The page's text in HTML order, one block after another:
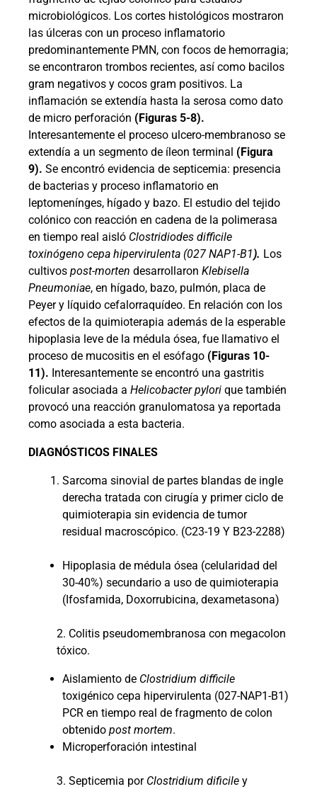
microbiológicos. Los cortes histológicos mostraron
las úlceras con un proceso inflamatorio
predominantemente PMN, con focos de hemorragia;
se encontraron trombos recientes, así como bacilos
gram negativos y cocos gram positivos. La
inflamación se extendía hasta la serosa como dato
de micro perforación (Figuras 5-8).
Interesantemente el proceso ulcero-membranoso se
extendía a un segmento de íleon terminal (Figura
9). Se encontró evidencia de septicemia: presencia
de bacterias y proceso inflamatorio en
leptomenínges, hígado y bazo. El estudio del tejido
colónico con reacción en cadena de la polimerasa
en tiempo real aisló Clostridiodes difficile
toxinógeno cepa hipervirulenta (027 NAP1-B1). Los
cultivos post-morten desarrollaron Klebisella
Pneumoniae, en hígado, bazo, pulmón, placa de
Peyer y líquido cefalorraquídeo. En relación con los
efectos de la quimioterapia además de la esperable
hipoplasia leve de la médula ósea, fue llamativo el
proceso de mucositis en el esófago (Figuras 10-
11). Interesantemente se encontró una gastritis
folicular asociada a Helicobacter pylori que también
provocó una reacción granulomatosa ya reportada
como asociada a esta bacteria.
DIAGNÓSTICOS FINALES
Sarcoma sinovial de partes blandas de ingle
derecha tratada con cirugía y primer ciclo de
quimioterapia sin evidencia de tumor
residual macroscópico. (C23-19 Y B23-2288)
Hipoplasia de médula ósea (celularidad del
30-40%) secundario a uso de quimioterapia
(Ifosfamida, Doxorrubicina, dexametasona)
2. Colitis pseudomembranosa con megacolon
tóxico.
Aislamiento de Clostridium difficile
toxigénico cepa hipervirulenta (027-NAP1-B1)
PCR en tiempo real de fragmento de colon
obtenido post mortem.
Microperforación intestinal
3. Septicemia por Clostridium dificile y